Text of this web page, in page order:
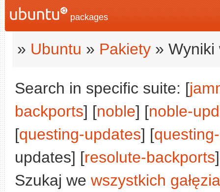
packages
» Ubuntu » Pakiety » Wyniki
Search in specific suite: [
backports] [noble] [noble-
[questing-updates] [
updates] [resolute-backports
Szukaj we wszystkich